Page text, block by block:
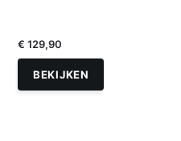
€ 129,90
BEKIJKEN